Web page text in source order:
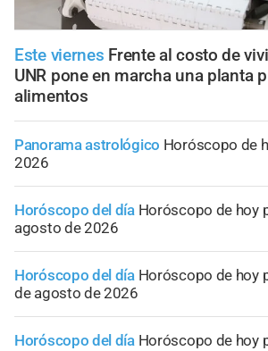
Este viernes Frente al costo de
UNR pone en marcha una planta
alimentos
Panorama astrológico Horóscopo de
2026
Horóscopo del día Horóscopo de hoy
agosto de 2026
Horóscopo del día Horóscopo de hoy
de agosto de 2026
Horóscopo del día Horóscopo de hoy